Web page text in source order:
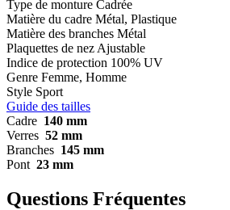
Type de monture Cadrée
Matière du cadre Métal, Plastique
Matière des branches Métal
Plaquettes de nez Ajustable
Indice de protection 100% UV
Genre Femme, Homme
Style Sport
Guide des tailles
Cadre 140 mm
Verres 52 mm
Branches 145 mm
Pont 23 mm
Questions Fréquentes